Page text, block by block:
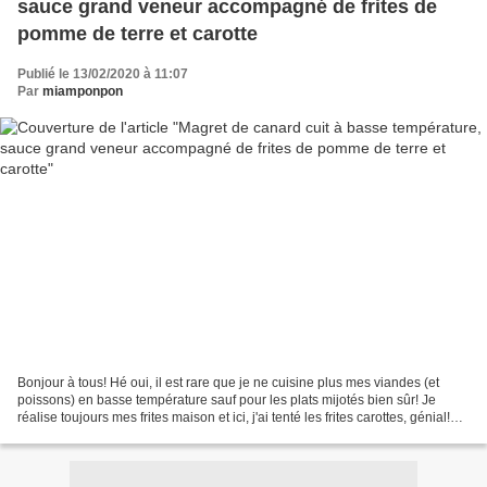
sauce grand veneur accompagné de frites de
pomme de terre et carotte
Publié le 13/02/2020 à 11:07
Par miamponpon
Bonjour à tous! Hé oui, il est rare que je ne cuisine plus mes viandes (et
poissons) en basse température sauf pour les plats mijotés bien sûr! Je
réalise toujours mes frites maison et ici, j'ai tenté les frites carottes, génial!